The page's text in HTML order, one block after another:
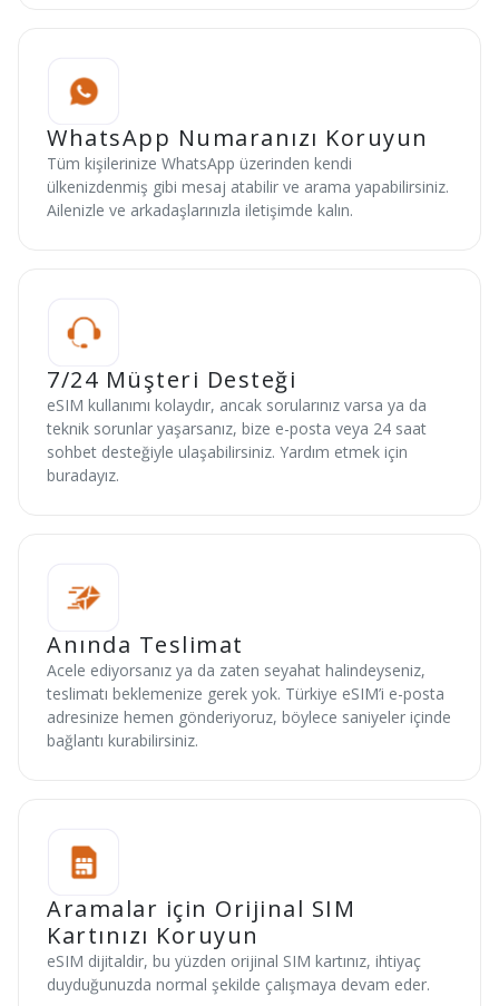
WhatsApp Numaranızı Koruyun
Tüm kişilerinize WhatsApp üzerinden kendi
ülkenizdenmiş gibi mesaj atabilir ve arama yapabilirsiniz.
Ailenizle ve arkadaşlarınızla iletişimde kalın.
7/24 Müşteri Desteği
eSIM kullanımı kolaydır, ancak sorularınız varsa ya da
teknik sorunlar yaşarsanız, bize e-posta veya 24 saat
sohbet desteğiyle ulaşabilirsiniz. Yardım etmek için
buradayız.
Anında Teslimat
Acele ediyorsanız ya da zaten seyahat halindeyseniz,
teslimatı beklemenize gerek yok. Türkiye eSIM’i e-posta
adresinize hemen gönderiyoruz, böylece saniyeler içinde
bağlantı kurabilirsiniz.
Aramalar için Orijinal SIM
Kartınızı Koruyun
eSIM dijitaldir, bu yüzden orijinal SIM kartınız, ihtiyaç
duyduğunuzda normal şekilde çalışmaya devam eder.